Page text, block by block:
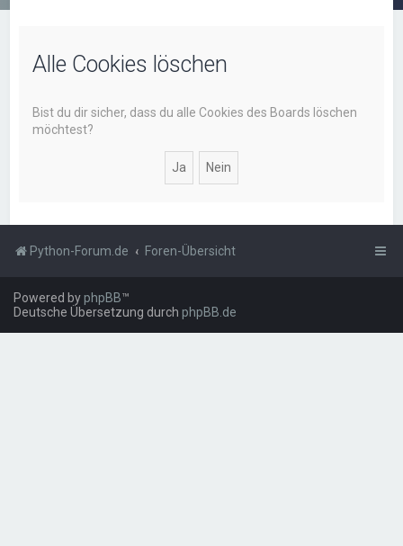
Alle Cookies löschen
Bist du dir sicher, dass du alle Cookies des Boards löschen
möchtest?
Python-Forum.de Foren-Übersicht
Powered byphpBB™
Deutsche Übersetzung durch phpBB.de